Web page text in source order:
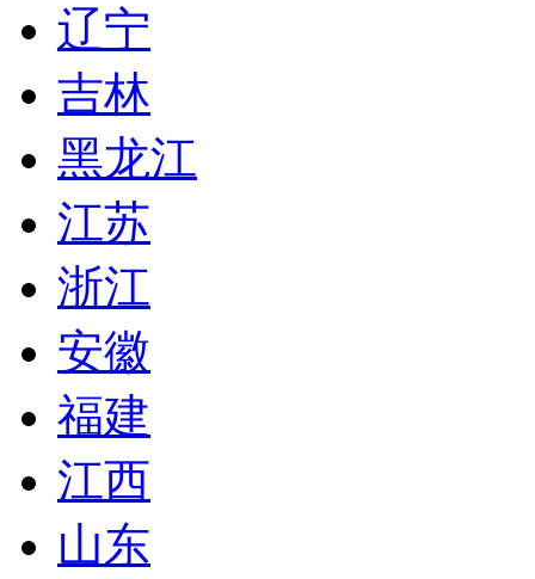
辽宁
吉林
黑龙江
江苏
浙江
安徽
福建
江西
山东